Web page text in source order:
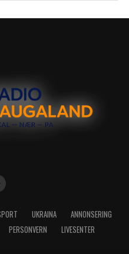
UKRAINA
ANNONSERING
PERSONVERN LIVESENTER